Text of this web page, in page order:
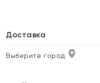
Доставка
Выберите город